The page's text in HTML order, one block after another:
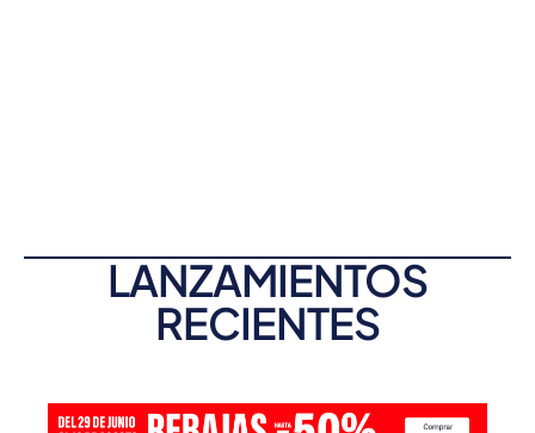
LANZAMIENTOS
RECIENTES